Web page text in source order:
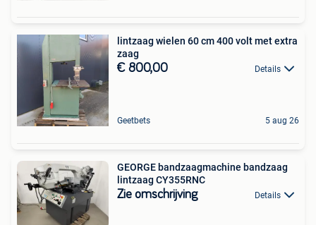
lintzaag wielen 60 cm 400 volt met extra
zaag
€ 800,00 Details
Geetbets 5 aug 26
GEORGE bandzaagmachine bandzaag
lintzaag CY355RNC
Zie omschrijving Details